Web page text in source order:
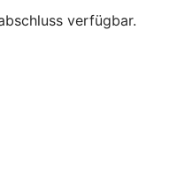
verfügbar.